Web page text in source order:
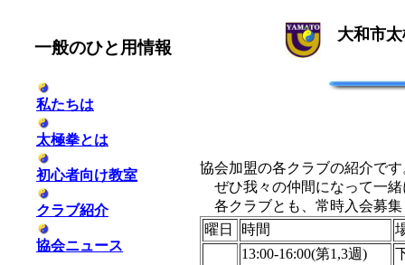
一般のひと用情報
私たちは
太極拳とは
初心者向け教室
クラブ紹介
協会ニュース
大和市太
協会加盟の各クラブの紹介です
ぜひ我々の仲間になって一
各クラブとも、常時入会募
曜日
時間
13:00-16:00(第1,3週)